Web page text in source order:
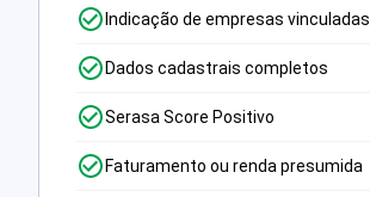
Indicação de empresas vinculadas
Dados cadastrais completos
Serasa Score Positivo
Faturamento ou renda presumida